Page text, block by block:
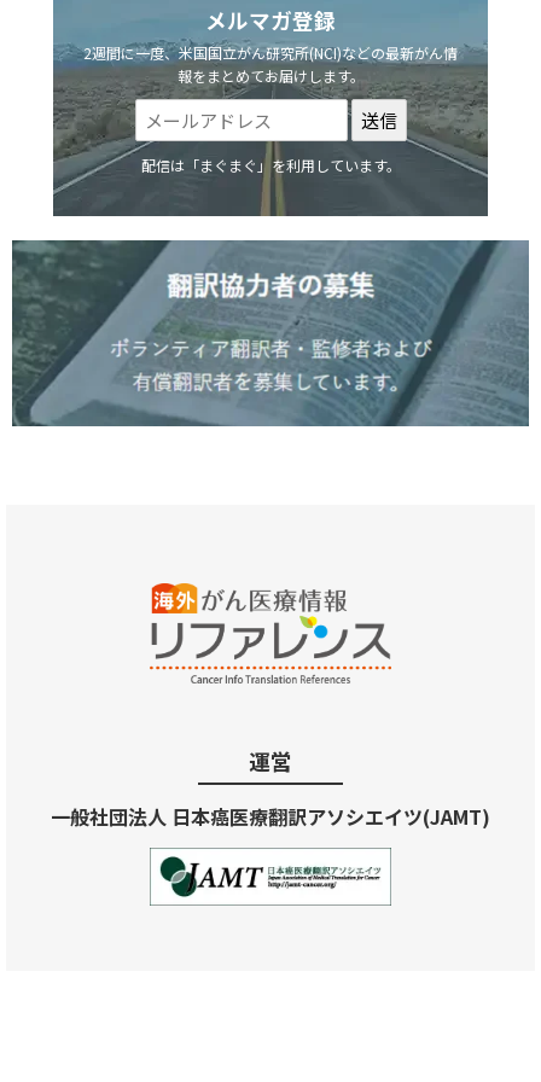
メルマガ登録
2週間に一度、米国国立がん研究所(NCI)などの最新がん情
報をまとめてお届けします。
配信は「まぐまぐ」を利用しています。
運営
一般社団法人 日本癌医療翻訳アソシエイツ(JAMT)